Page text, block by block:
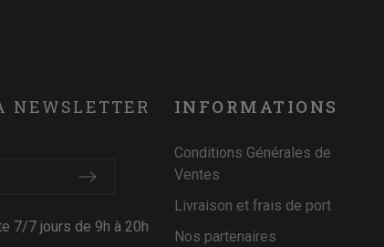
NEWSLETTER
7/7 jours de 9h à 20h
INFORMATIONS
Conditions Générales de
Ventes
Livraison et frais de port
Nos partenaires